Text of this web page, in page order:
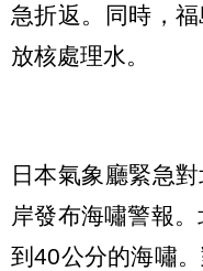
急折返。同時，
放核處理水。
日本氣象廳緊急
岸發布海嘯警報
到40公分的海嘯